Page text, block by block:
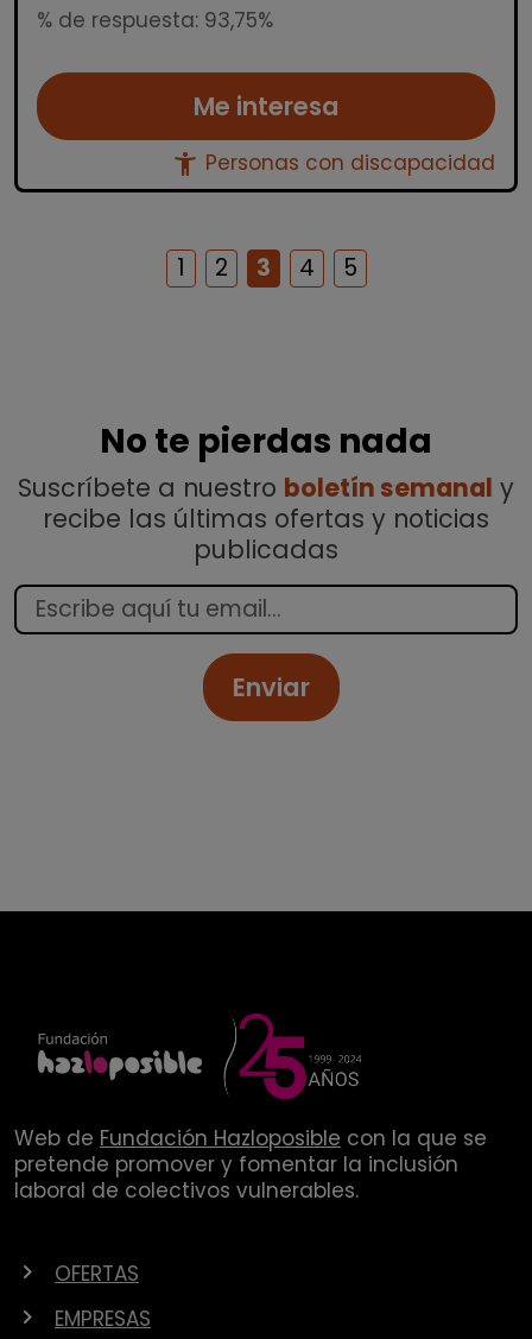
% de respuesta: 93,75%
Me interesa
accessibility_new Personas con discapacidad
1 2 3 4 5
No te pierdas nada
Suscríbete a nuestro boletín semanal y
recibe las últimas ofertas y noticias
publicadas
Enviar
Web de Fundación Hazloposible con la que se
pretende promover y fomentar la inclusión
laboral de colectivos vulnerables.
OFERTAS
EMPRESAS